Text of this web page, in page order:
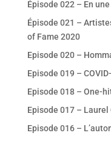
Épisode 022 – En
Épisode 021 –
of Fame 2020
Episode 020 –
Episode 019 –
Episode 018 – One-
Episode 017 – Laurel
Episode 016 –